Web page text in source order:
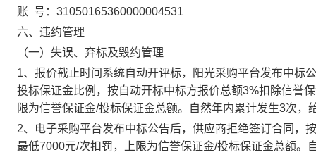
账 号：31050165360000004531
六、违约管理
（一）失误、弃标及毁约管理
1、报价截止时间系统自动开评标，阳光采购平台发布中标
投标保证金比例，按自动开标中标方报价总额3%扣除信誉
限为信誉保证金/投标保证金总额。自然年内累计发生3次，
2、电子采购平台发布中标公告后，供应商拒绝签订合同，
最低7000元/次扣罚，上限为信誉保证金/投标保证金总额